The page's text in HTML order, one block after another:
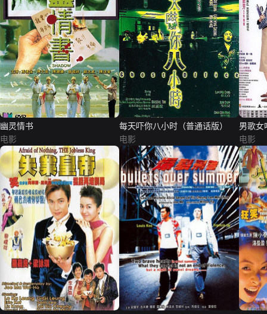
幽灵情书
电影
每天吓你八小时（普通话版）
电影
男歌女
电影